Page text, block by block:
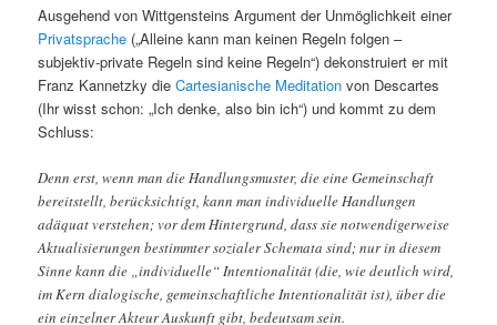
Ausgehend von Wittgensteins Argument der Unmöglichkeit einer
Privatsprache („Alleine kann man keinen Regeln folgen –
subjektiv-private Regeln sind keine Regeln“) dekonstruiert er mit
Franz Kannetzky dieCartesianische Meditation von Descartes
(Ihr wisst schon: „Ich denke, also bin ich“) und kommt zu dem
Schluss:
Denn erst, wenn man die Handlungsmuster, die eine Gemeinschaft
bereitstellt, berücksichtigt, kann man individuelle Handlungen
adäquat verstehen; vor dem Hintergrund, dass sie notwendigerweise
Aktualisierungen bestimmter sozialer Schemata sind; nur in diesem
Sinne kann die „individuelle“ Intentionalität (die, wie deutlich wird,
im Kern dialogische, gemeinschaftliche Intentionalität ist), über die
ein einzelner Akteur Auskunft gibt, bedeutsam sein.